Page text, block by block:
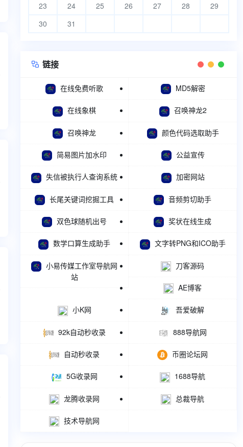
23
24 25 26 27 28
29
30
31
 链接
在线免费听歌 MD5解密
在线象棋 召唤神龙2
召唤神龙 颜色代码选取助手
简易图片加水印 公益宣传
失信被执行人查询系统 加密网站
长尾关键词挖掘工具 音频剪切助手
双色球随机出号 奖状在线生成
数学口算生成助手 文字转PNG和ICO助手
小易传媒工作室导航网
站
刀客源码
AE博客
小K网 吾爱破解
92k自动秒收录 888导航网
自动秒收录 币圈论坛网
5G收录网 1688导航
龙腾收录网 总裁导航
技术导航网